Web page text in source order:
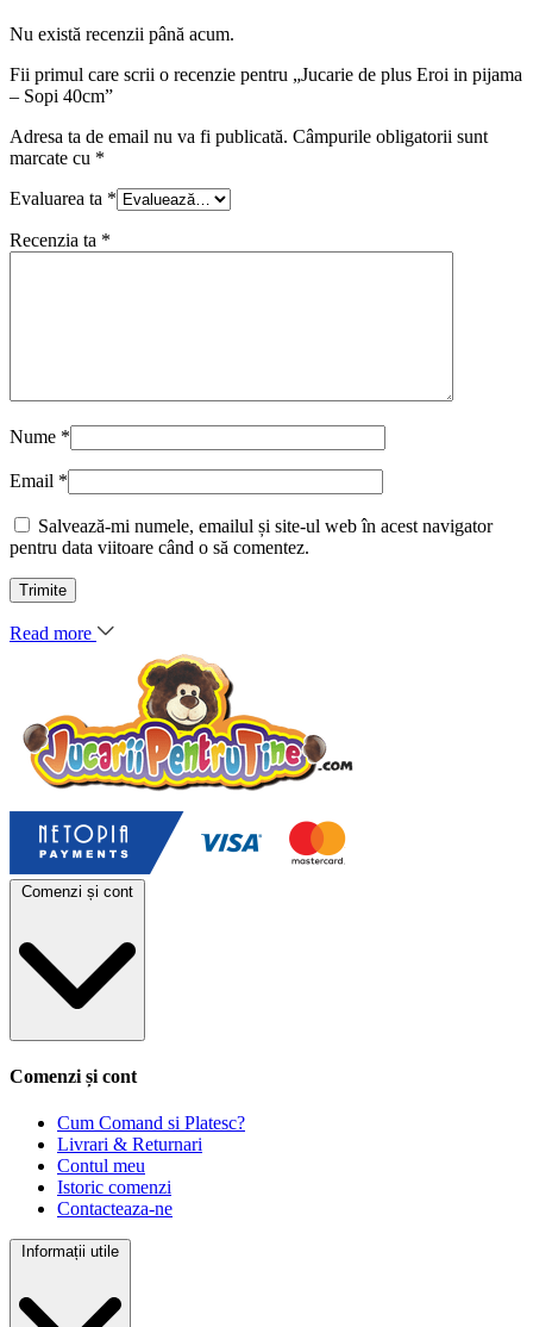
Nu există recenzii până acum.
Fii primul care scrii o recenzie pentru „Jucarie de plus Eroi in pijama
– Sopi 40cm”
Adresa ta de email nu va fi publicată. Câmpurile obligatorii sunt
marcate cu *
Evaluarea ta *
Recenzia ta *
Nume *
Email *
Salvează-mi numele, emailul și site-ul web în acest navigator
pentru data viitoare când o să comentez.
Read more
Comenzi și cont
Comenzi și cont
Cum Comand si Platesc?
Livrari & Returnari
Contul meu
Istoric comenzi
Contacteaza-ne
Informații utile